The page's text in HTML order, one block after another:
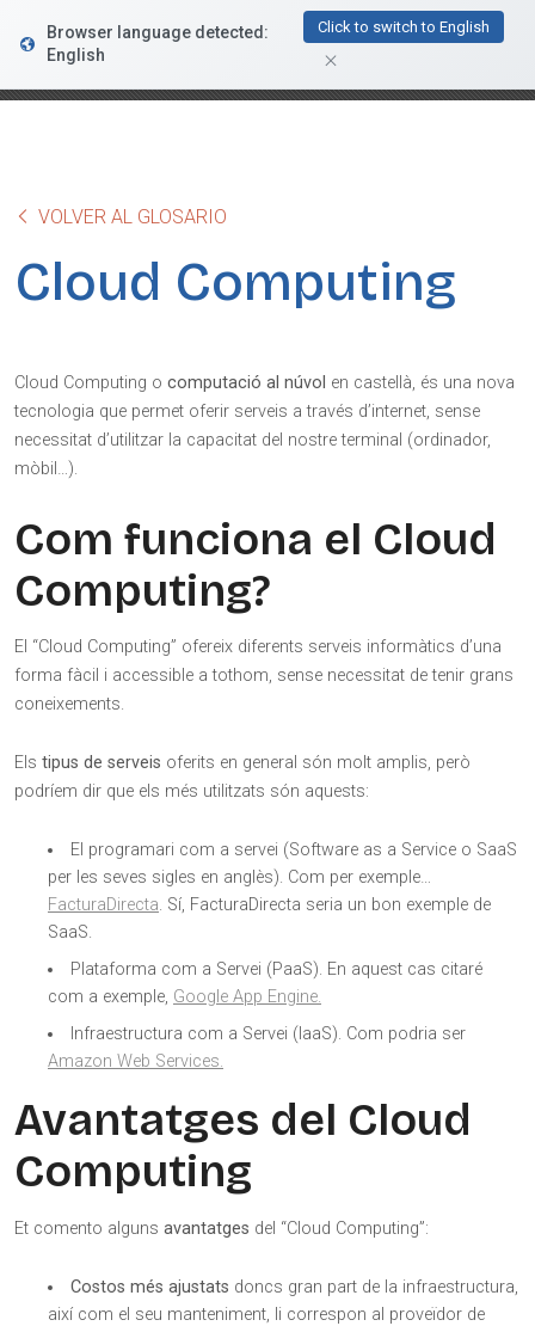
FacturaDirecta
Browser language detected:
English
Click to switch to English
VOLVER AL GLOSARIO
Cloud Computing
Cloud Computing o computació al núvol en castellà, és una nova
tecnologia que permet oferir serveis a través d’internet, sense
necessitat d’utilitzar la capacitat del nostre terminal (ordinador,
mòbil…).
Com funciona el Cloud
Computing?
El “Cloud Computing” ofereix diferents serveis informàtics d’una
forma fàcil i accessible a tothom, sense necessitat de tenir grans
coneixements.
Els tipus de serveis oferits en general són molt amplis, però
podríem dir que els més utilitzats són aquests:
El programari com a servei (Software as a Service o SaaS
per les seves sigles en anglès). Com per exemple…
FacturaDirecta. Sí, FacturaDirecta seria un bon exemple de
SaaS.
Plataforma com a Servei (PaaS). En aquest cas citaré
com a exemple, Google App Engine.
Infraestructura com a Servei (IaaS). Com podria ser
Amazon Web Services.
Avantatges del Cloud
Computing
Et comento alguns avantatges del “Cloud Computing”:
Costos més ajustats doncs gran part de la infraestructura,
així com el seu manteniment, li correspon al proveïdor de